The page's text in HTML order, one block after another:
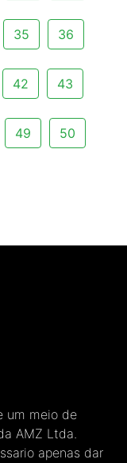
35 36
42 43
49 50
um meio de
AMZ Ltda.
apenas dar